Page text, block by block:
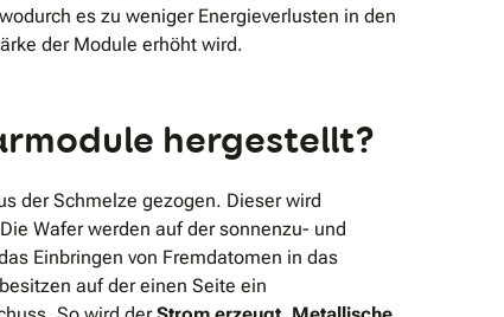
es zu weniger Energieverlusten in den
der Module erhöht wird.
hergestellt?
der Schmelze gezogen. Dieser wird
Wafer werden auf der sonnenzu- und
Einbringen von Fremdatomen in das
auf der einen Seite ein